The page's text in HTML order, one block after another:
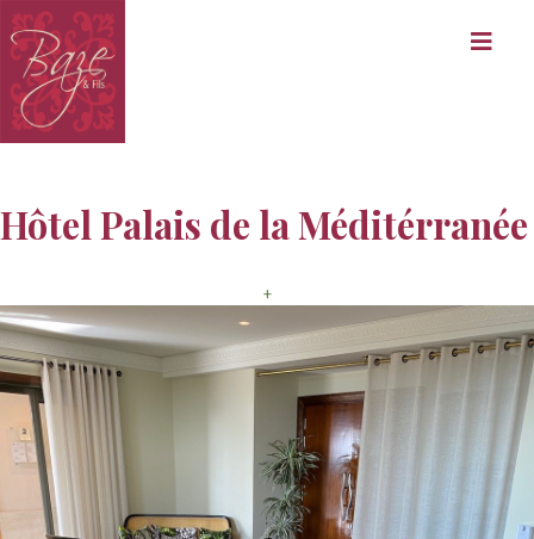
Hôtel Palais de la Méditérranée
+